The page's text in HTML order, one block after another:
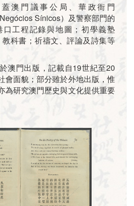
門議事公局、華政衙門
Sínicos）及警察部門的
口工程記錄與地圖；初學義塾
教科書；祈禱文、評論及詩集等
門出版，記載自19世紀至20
會面貌；部分雖於外地出版，惟
為研究澳門歷史與文化提供重要